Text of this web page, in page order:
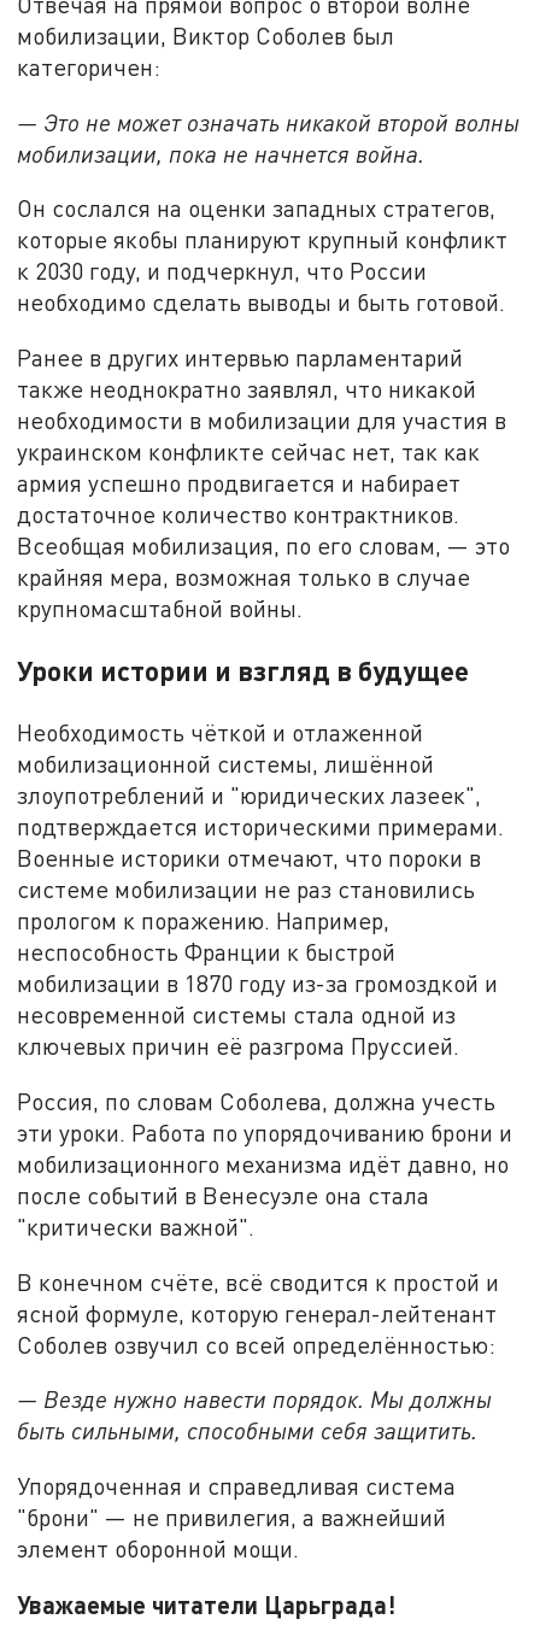
мобилизации, Виктор Соболев был
категоричен:
— Это не может означать никакой второй волны
мобилизации, пока не начнется война.
Он сослался на оценки западных стратегов,
которые якобы планируют крупный конфликт
к 2030 году, и подчеркнул, что России
необходимо сделать выводы и быть готовой.
Ранее в других интервью парламентарий
также неоднократно заявлял, что никакой
необходимости в мобилизации для участия в
украинском конфликте сейчас нет, так как
армия успешно продвигается и набирает
достаточное количество контрактников.
Всеобщая мобилизация, по его словам, — это
крайняя мера, возможная только в случае
крупномасштабной войны.
Уроки истории и взгляд в будущее
Необходимость чёткой и отлаженной
мобилизационной системы, лишённой
злоупотреблений и "юридических лазеек",
подтверждается историческими примерами.
Военные историки отмечают, что пороки в
системе мобилизации не раз становились
прологом к поражению. Например,
неспособность Франции к быстрой
мобилизации в 1870 году из-за громоздкой и
несовременной системы стала одной из
ключевых причин её разгрома Пруссией.
Россия, по словам Соболева, должна учесть
эти уроки. Работа по упорядочиванию брони и
мобилизационного механизма идёт давно, но
после событий в Венесуэле она стала
"критически важной".
В конечном счёте, всё сводится к простой и
ясной формуле, которую генерал-лейтенант
Соболев озвучил со всей определённостью:
— Везде нужно навести порядок. Мы должны
быть сильными, способными себя защитить.
Упорядоченная и справедливая система
"брони" — не привилегия, а важнейший
элемент оборонной мощи.
Уважаемые читатели Царьграда!